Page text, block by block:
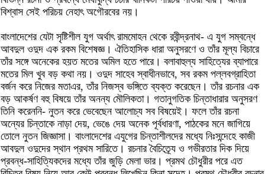
বিশ্বাস সেই পরিচয় নেহাৎ অগৌরবের নয়।
বাংলাদেশের যেটা সৃষ্টিশীল যুগ অর্থাৎ রামমোহন থেকে রবীন্দ্রনাথ- এ যুগ সম্বন্ধে
আবদুল ওদুদ এক রকম বিশেষজ্ঞ। ঐতিহাসিক ধারা অনুসরণে ও তাঁর মূল্য বিচারে
তাঁর সঙ্গে অনেকের হয়ত মতের অমিল হতে পারে। বলাবাহুল্য সাহিত্যের ব্যাপারে
মতের মিল খুব বড় কথা নয়। ওদুদ সাহেব স্বাধীনভাবে, সব রকম পল্লবগ্রাহিতা
বর্জন করে নিজের মতাএর, তাঁর নিজস্ব ভঙ্গিতে ব্যক্ত করেছেন। তাঁর রচনার এক
বড় আকর্ষণ বহু বিষয়ে তাঁর অনন্য মৌলিকতা। গতানুগতিক চিন্তাধারার অনুসরণ
তিনি করেননি- নুতন করে ভেবেছেন আলোচ্য সব বিষয়েই। ফলে তাঁর রচনা
অন্যের চিন্তাকে নাড়া দেয়, ভেঙে দেয় অনেক পূর্বধারণা, পাঠকের মনে জাগিয়ে
তোলে নুতন জিজ্ঞাসা। বাংলাদেশের এযুগের চিন্তাশীলদের মধ্যে নিঃসন্দেহে কাজী
আবদুল ওদুদের স্থান প্রথম সারিতে। রচনার বৈচিত্র্যে ও গভীরতার দিক দিয়ে
প্রবন্ধ-সাহিত্যিকদের মধ্যে তাঁর জুড়ি মেলা ভার। প্রমথ চৌধুরীর পরে এত